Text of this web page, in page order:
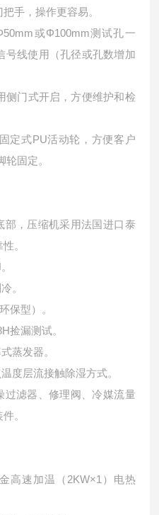
手，操作更容易。
或Φ100mm测试孔一
号线使用（孔径或孔数增加
侧门式开启，方便维护和检
定式PU活动轮，方便客户
固定。
部，压缩机采用法国进口泰
。
。
保型）。
捡漏测试。
蒸发器。
度层流接触除湿方式。
过滤器、修理阀、冷媒流量
。
高速加温（2KW×1）电热